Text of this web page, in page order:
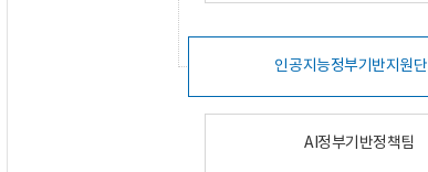
인공지능정부기반지원단
AI정부기반정책팀